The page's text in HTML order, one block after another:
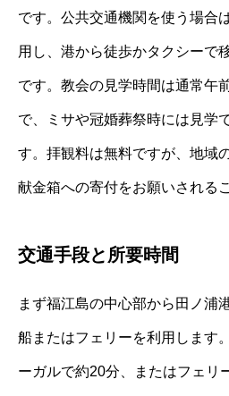
です。公共交通機関を使う場合
用し、港から徒歩かタクシーで
です。教会の見学時間は通常午
で、ミサや冠婚葬祭時には見学
す。拝観料は無料ですが、地域
献金箱への寄付をお願いされる
交通手段と所要時間
まず福江島の中心部から田ノ浦
船またはフェリーを利用します
ーガルで約20分、またはフェリ